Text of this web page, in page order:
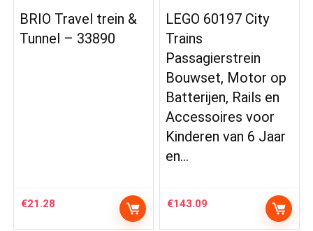
BRIO Travel trein &
Tunnel – 33890
€21.28
LEGO 60197 City
Trains
Passagierstrein
Bouwset, Motor op
Batterijen, Rails en
Accessoires voor
Kinderen van 6 Jaar
en…
€143.09